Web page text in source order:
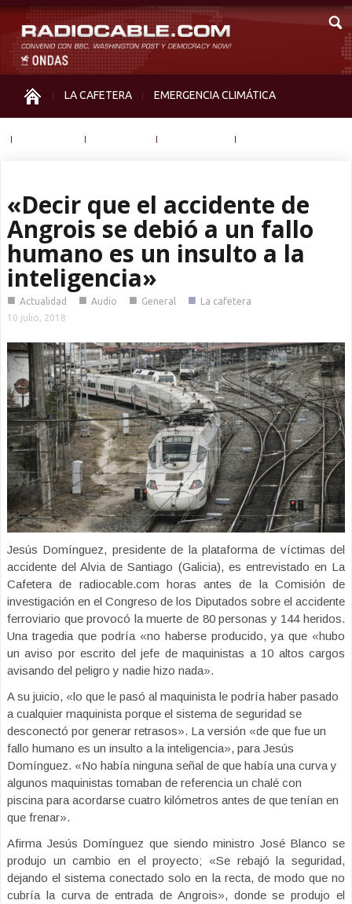
LA CAFETERA EMERGENCIA CLIMÁTICA
«Decir que el accidente de
Angrois se debió a un fallo
humano es un insulto a la
inteligencia»
■ Actualidad ■ Audio ■ General ■ La cafetera
10 julio, 2018
Jesús Domínguez, presidente de la plataforma de víctimas del
accidente del Alvia de Santiago (Galicia), es entrevistado en La
Cafetera de radiocable.com horas antes de la Comisión de
investigación en el Congreso de los Diputados sobre el accidente
ferroviario que provocó la muerte de 80 personas y 144 heridos.
Una tragedia que podría «no haberse producido, ya que «hubo
un aviso por escrito del jefe de maquinistas a 10 altos cargos
avisando del peligro y nadie hizo nada».
A su juicio, «lo que le pasó al maquinista le podría haber pasado
a cualquier maquinista porque el sistema de seguridad se
desconectó por generar retrasos». La versión «de que fue un
fallo humano es un insulto a la inteligencia», para Jesús
Domínguez. «No había ninguna señal de que había una curva y
algunos maquinistas tomaban de referencia un chalé con
piscina para acordarse cuatro kilómetros antes de que tenían en
que frenar».
Afirma Jesús Domínguez que siendo ministro José Blanco se
produjo un cambio en el proyecto; «Se rebajó la seguridad,
dejando el sistema conectado solo en la recta, de modo que no
cubría la curva de entrada de Angrois», donde se produjo el